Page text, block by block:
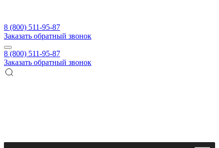
8 (800) 511-95-87
Заказать обратный звонок
8 (800) 511-95-87
Заказать обратный звонок